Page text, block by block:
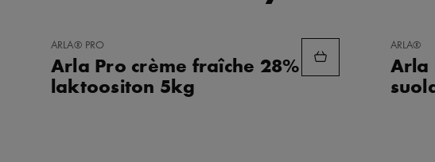
LISÄÄ
ARLA® PRO
Arla Pro crème fraîche 28%
laktoositon 5kg
LISÄÄ
ARLA®
Arla